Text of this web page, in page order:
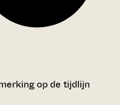
op de tijdlijn